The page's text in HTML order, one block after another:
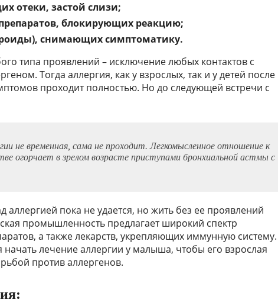
отеки, застой слизи;
блокирующих реакцию;
снимающих симптоматику.
типа проявлений – исключение любых контактов с
Тогда аллергия, как у взрослых, так и у детей после
проходит полностью. Но до следующей встречи с
не временная, сама не проходит. Легкомысленное отношение к
огорчает в зрелом возрасте приступами бронхиальной астмы с
пока не удается, но жить без ее проявлений
промышленность предлагает широкий спектр
а также лекарств, укрепляющих иммунную систему.
лечение аллергии у малыша, чтобы его взрослая
против аллергенов.